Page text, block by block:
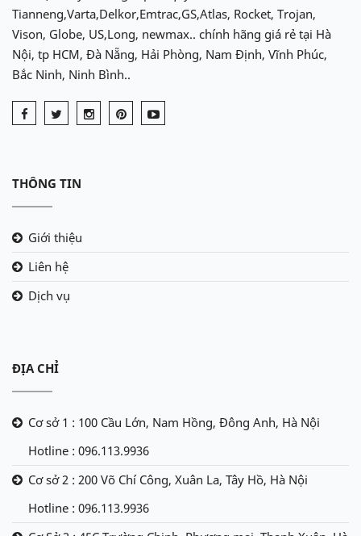
Tianneng,Varta,Delkor,Emtrac,GS,Atlas, Rocket, Trojan,
Vison, Globe, US,Long, newmax.. chính hãng giá rẻ tại Hà
Nội, tp HCM, Đà Nẵng, Hải Phòng, Nam Định, Vĩnh Phúc,
Bắc Ninh, Ninh Bình..
THÔNG TIN
Giới thiệu
Liên hệ
Dịch vụ
ĐỊA CHỈ
Cơ sở 1 : 100 Cầu Lớn, Nam Hồng, Đông Anh, Hà Nội
Hotline : 096.113.9936
Cơ sở 2 : 200 Võ Chí Công, Xuân La, Tây Hồ, Hà Nội
Hotline : 096.113.9936